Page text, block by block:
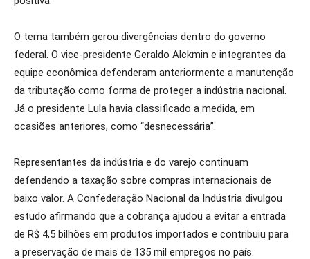
O tema também gerou divergências dentro do governo
federal. O vice-presidente Geraldo Alckmin e integrantes da
equipe econômica defenderam anteriormente a manutenção
da tributação como forma de proteger a indústria nacional.
Já o presidente Lula havia classificado a medida, em
ocasiões anteriores, como “desnecessária”.
Representantes da indústria e do varejo continuam
defendendo a taxação sobre compras internacionais de
baixo valor. A Confederação Nacional da Indústria divulgou
estudo afirmando que a cobrança ajudou a evitar a entrada
de R$ 4,5 bilhões em produtos importados e contribuiu para
a preservação de mais de 135 mil empregos no país.